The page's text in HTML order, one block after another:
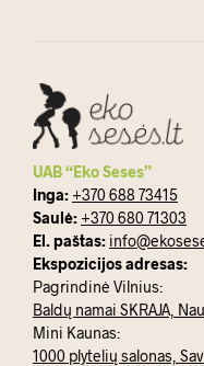
UAB “Eko Seses”
Inga: +370 688 73415
Saulė: +370 680 71303
El. paštas:
Ekspozicijos adresas:
Pagrindinė Vilnius:
Baldų namai SKRAJA,
Mini Kaunas:
1000 plytelių salonas,